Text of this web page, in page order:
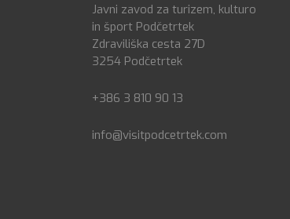
Javni zavod za turizem, kulturo
in šport Podčetrtek
Zdraviliška cesta 27D
3254 Podčetrtek
+386 3 810 90 13
info@visitpodcetrtek.com